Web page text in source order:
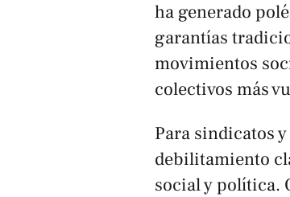
ha generado
garantías
movimientos
colectivos más
Para sindicatos
debilitamiento
social y política.